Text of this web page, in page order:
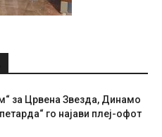
за Црвена Звезда, Динамо
го најави плеј-офот